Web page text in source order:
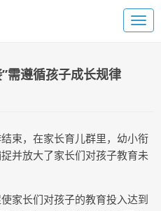
需遵循孩子成长规律
束，在家长育儿群里，幼小衔
并放大了家长们对孩子教育未
家长们对孩子的教育投入达到